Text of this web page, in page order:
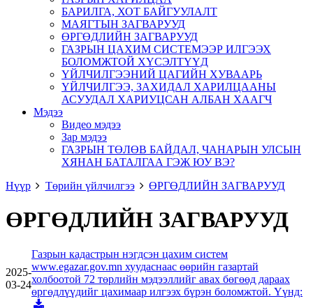
БАРИЛГА, ХОТ БАЙГУУЛАЛТ
МАЯГТЫН ЗАГВАРУУД
ӨРГӨДЛИЙН ЗАГВАРУУД
ГАЗРЫН ЦАХИМ СИСТЕМЭЭР ИЛГЭЭХ
БОЛОМЖТОЙ ХҮСЭЛТҮҮД
ҮЙЛЧИЛГЭЭНИЙ ЦАГИЙН ХУВААРЬ
ҮЙЛЧИЛГЭЭ, ЗАХИДАЛ ХАРИЛЦААНЫ
АСУУДАЛ ХАРИУЦСАН АЛБАН ХААГЧ
Мэдээ
Видео мэдээ
Зар мэдээ
ГАЗРЫН ТӨЛӨВ БАЙДАЛ, ЧАНАРЫН УЛСЫН
ХЯНАН БАТАЛГАА ГЭЖ ЮУ ВЭ?
Нүүр
Төрийн үйлчилгээ ӨРГӨДЛИЙН ЗАГВАРУУД
ӨРГӨДЛИЙН ЗАГВАРУУД
2025-
03-24
Газрын кадастрын нэгдсэн цахим систем
www.egazar.gov.mn хуудаснаас өөрийн газартай
холбоотой 72 төрлийн мэдээллийг авах бөгөөд дараах
өргөдлүүдийг цахимаар илгээх бүрэн боломжтой. Үүнд: